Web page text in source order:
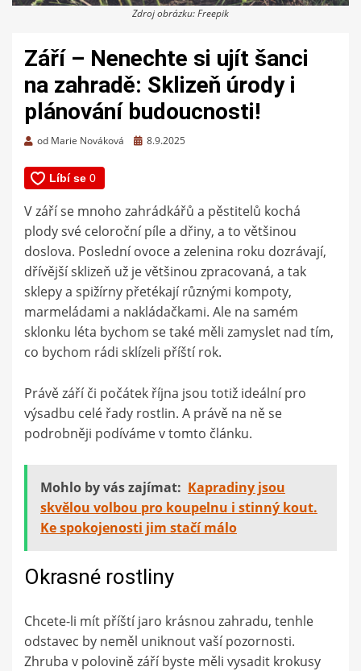
Zdroj obrázku: Freepik
Září – Nenechte si ujít šanci
na zahradě: Sklizeň úrody i
plánování budoucnosti!
od Marie Nováková
Zveřejněno
8.9.2025
V září se mnoho zahrádkářů a pěstitelů kochá
plody své celoroční píle a dřiny, a to většinou
doslova. Poslední ovoce a zelenina roku dozrávají,
dřívější sklizeň už je většinou zpracovaná, a tak
sklepy a spižírny přetékají různými kompoty,
marmeládami a nakládačkami. Ale na samém
sklonku léta bychom se také měli zamyslet nad tím,
co bychom rádi sklízeli příští rok.
Právě září či počátek října jsou totiž ideální pro
výsadbu celé řady rostlin. A právě na ně se
podrobněji podíváme v tomto článku.
Mohlo by vás zajímat: Kapradiny jsou
skvělou volbou pro koupelnu i stinný kout.
Ke spokojenosti jim stačí málo
Okrasné rostliny
Chcete-li mít příští jaro krásnou zahradu, tenhle
odstavec by neměl uniknout vaší pozornosti.
Zhruba v polovině září byste měli vysadit krokusy